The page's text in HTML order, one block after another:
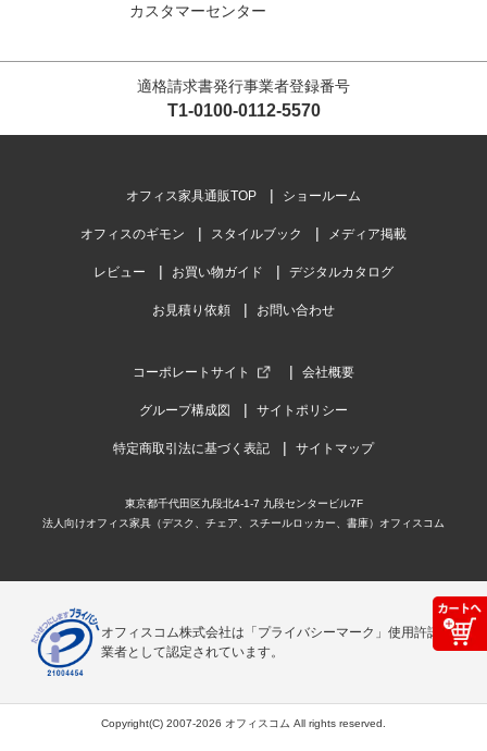
カスタマーセンター
適格請求書発行事業者登録番号
T1-0100-0112-5570
オフィス家具通販TOP ショールーム
オフィスのギモン スタイルブック メディア掲載
レビュー お買い物ガイド デジタルカタログ
お見積り依頼 お問い合わせ
コーポレートサイト 会社概要
グループ構成図 サイトポリシー
特定商取引法に基づく表記 サイトマップ
東京都千代田区九段北4-1-7 九段センタービル7F
法人向けオフィス家具（デスク、チェア、スチールロッカー、書庫）オフィスコム
オフィスコム株式会社は「プライバシーマーク」使用許諾事
業者として認定されています。
Copyright(C) 2007-2026 オフィスコム All rights reserved.